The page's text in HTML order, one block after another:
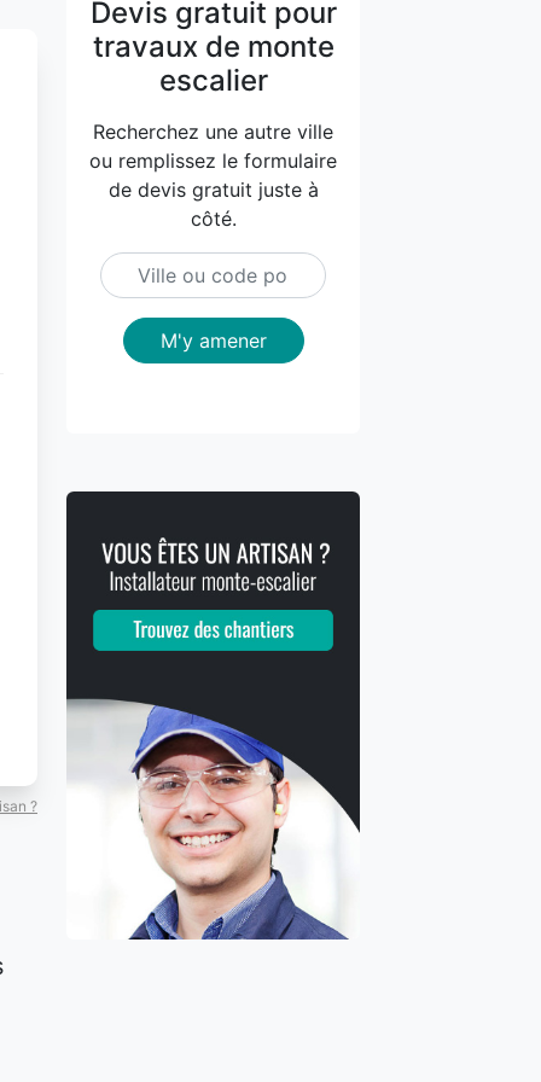
?
Devis gratuit pour
travaux de monte
escalier
Recherchez une autre ville
ou remplissez le formulaire
de devis gratuit juste à
côté.
M'y amener